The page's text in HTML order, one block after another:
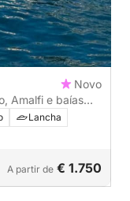
Novo
Amalfi e baías
Lancha
A partir de € 1.750